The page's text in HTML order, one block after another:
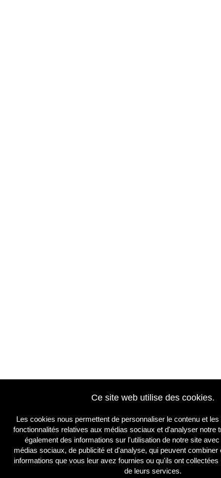
Ce site web utilise des cookies.
Les cookies nous permettent de personnaliser le contenu et
fonctionnalités relatives aux médias sociaux et d'analyser notre
également des informations sur l'utilisation de notre site
médias sociaux, de publicité et d'analyse, qui peuvent
informations que vous leur avez fournies ou qu'ils ont
de leurs services.